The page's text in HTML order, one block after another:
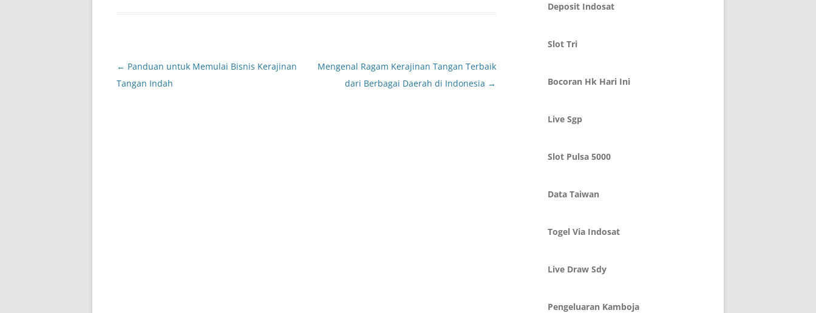
Post
navigation
← Panduan untuk Memulai Bisnis Kerajinan
Tangan Indah
Mengenal Ragam Kerajinan Tangan Terbaik
dari Berbagai Daerah di Indonesia →
Deposit Indosat
Slot Tri
Bocoran Hk Hari Ini
Live Sgp
Slot Pulsa 5000
Data Taiwan
Togel Via Indosat
Live Draw Sdy
Pengeluaran Kamboja